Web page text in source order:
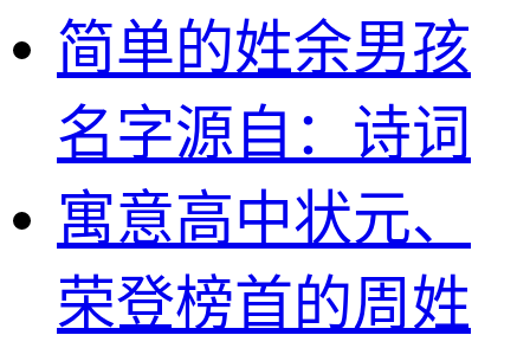
简单的姓余男孩
名字源自：诗词
寓意高中状元、
荣登榜首的周姓